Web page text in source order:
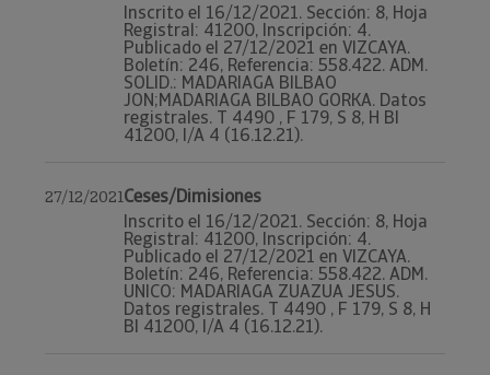
Inscrito el 16/12/2021. Sección: 8, Hoja
Registral: 41200, Inscripción: 4.
Publicado el 27/12/2021 en VIZCAYA.
Boletín: 246, Referencia: 558.422. ADM.
SOLID.: MADARIAGA BILBAO
JON;MADARIAGA BILBAO GORKA. Datos
registrales. T 4490 , F 179, S 8, H BI
41200, I/A 4 (16.12.21).
27/12/2021Ceses/Dimisiones
Inscrito el 16/12/2021. Sección: 8, Hoja
Registral: 41200, Inscripción: 4.
Publicado el 27/12/2021 en VIZCAYA.
Boletín: 246, Referencia: 558.422. ADM.
UNICO: MADARIAGA ZUAZUA JESUS.
Datos registrales. T 4490 , F 179, S 8, H
BI 41200, I/A 4 (16.12.21).